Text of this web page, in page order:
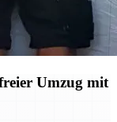
Umzug mit